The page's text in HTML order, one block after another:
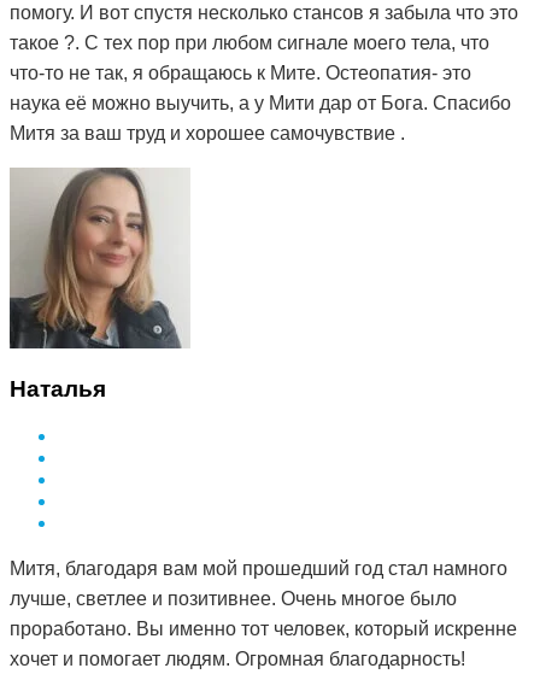
помогу. И вот спустя несколько стансов я забыла что это
такое ?. С тех пор при любом сигнале моего тела, что
что-то не так, я обращаюсь к Мите. Остеопатия- это
наука её можно выучить, а у Мити дар от Бога. Спасибо
Митя за ваш труд и хорошее самочувствие .
Наталья
Митя, благодаря вам мой прошедший год стал намного
лучше, светлее и позитивнее. Очень многое было
проработано. Вы именно тот человек, который искренне
хочет и помогает людям. Огромная благодарность!